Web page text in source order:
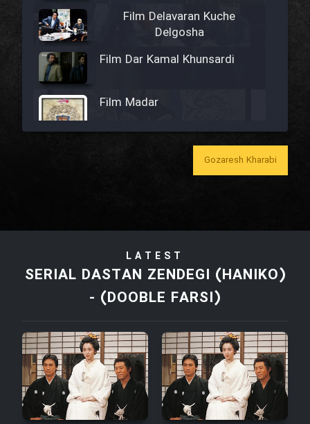
Film Delavaran Kuche
Delgosha
Film Dar Kamal Khunsardi
Film Madar
Film Bozorg Kheily Bozorg
Film Tora Dust Daram
Film Zir Derakht Holu
Film Arabeh Marg
Film Avar
Gozaresh Kharabi
LATEST
SERIAL DASTAN ZENDEGI (HANIKO)
- (DOOBLE FARSI)